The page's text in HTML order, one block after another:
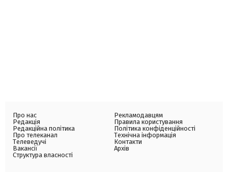
Про нас
Редакція
Редакційна політика
Про телеканал
Телеведучі
Вакансії
Структура власності
Рекламодавцям
Правила користування
Політика конфіденційності
Технічна інформація
Контакти
Архів